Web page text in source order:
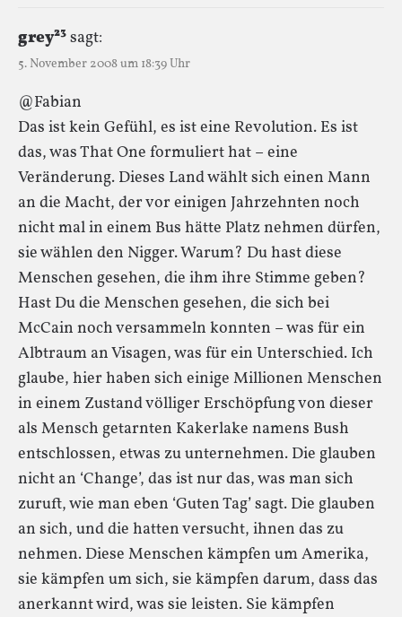
grey²³sagt:
5. November 2008 um 18:39 Uhr
@Fabian
Das ist kein Gefühl, es ist eine Revolution. Es ist
das, was That One formuliert hat – eine
Veränderung. Dieses Land wählt sich einen Mann
an die Macht, der vor einigen Jahrzehnten noch
nicht mal in einem Bus hätte Platz nehmen dürfen,
sie wählen den Nigger. Warum? Du hast diese
Menschen gesehen, die ihm ihre Stimme geben?
Hast Du die Menschen gesehen, die sich bei
McCain noch versammeln konnten – was für ein
Albtraum an Visagen, was für ein Unterschied. Ich
glaube, hier haben sich einige Millionen Menschen
in einem Zustand völliger Erschöpfung von dieser
als Mensch getarnten Kakerlake namens Bush
entschlossen, etwas zu unternehmen. Die glauben
nicht an ‘Change’, das ist nur das, was man sich
zuruft, wie man eben ‘Guten Tag’ sagt. Die glauben
an sich, und die hatten versucht, ihnen das zu
nehmen. Diese Menschen kämpfen um Amerika,
sie kämpfen um sich, sie kämpfen darum, dass das
anerkannt wird, was sie leisten. Sie kämpfen